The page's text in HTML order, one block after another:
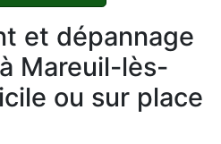
et dépannage
Mareuil-lès-
ou sur place